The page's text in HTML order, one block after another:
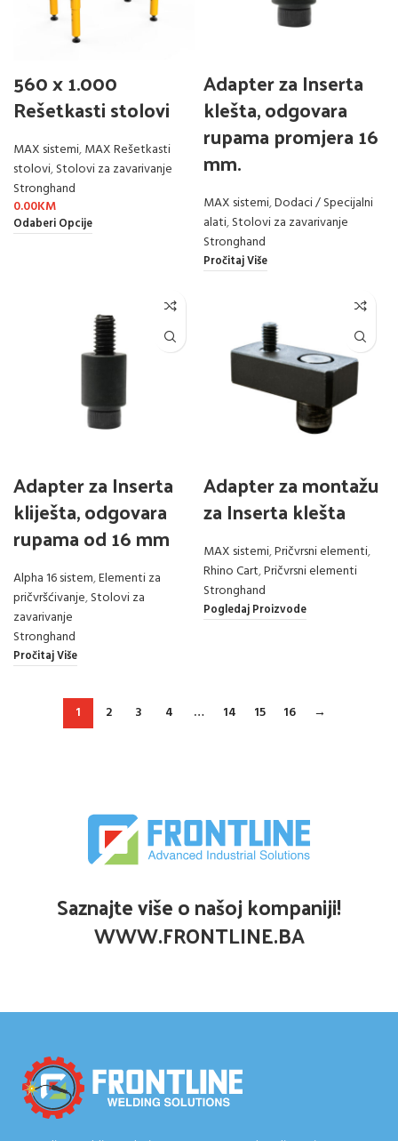
560 x 1.000
Rešetkasti stolovi
MAX sistemi,MAX Rešetkasti
stolovi,Stolovi za zavarivanje
Stronghand
0.00KM
Odaberi Opcije
Adapter za Inserta
klešta, odgovara
rupama promjera 16
mm.
MAX sistemi,Dodaci / Specijalni
alati,Stolovi za zavarivanje
Stronghand
Pročitaj Više
Adapter za Inserta
kliješta, odgovara
rupama od 16 mm
Alpha 16 sistem,Elementi za
pričvršćivanje,Stolovi za
zavarivanje
Stronghand
Pročitaj Više
Adapter za montažu
za Inserta klešta
MAX sistemi,Pričvrsni elementi,
Rhino Cart,Pričvrsni elementi
Stronghand
Pogledaj Proizvode
1 2 3 4 … 14 15 16 →
Saznajte više o našoj kompaniji!
WWW.FRONTLINE.BA